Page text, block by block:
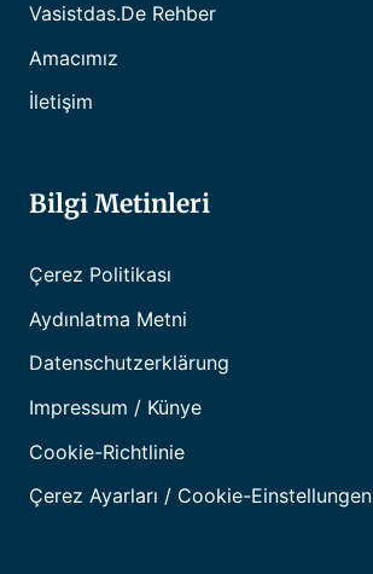
Vasistdas.de Rehber
Amacımız
İletişim
Bilgi Metinleri
Çerez Politikası
Aydınlatma Metni
Datenschutzerklärung
Impressum / Künye
Cookie-Richtlinie
Çerez Ayarları / Cookie-Einstellungen